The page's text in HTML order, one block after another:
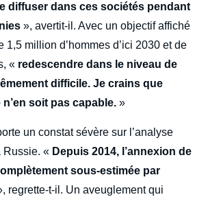
diffuser dans ces sociétés pendant
», avertit-il. Avec un objectif affiché
1,5 million d’hommes d’ici 2030 et de
« redescendre dans le niveau de
difficile. Je crains que
soit pas capable. »
un constat sévère sur l’analyse
Russie. « Depuis 2014, l’annexion de
sous-estimée par
regrette-t-il. Un aveuglement qui